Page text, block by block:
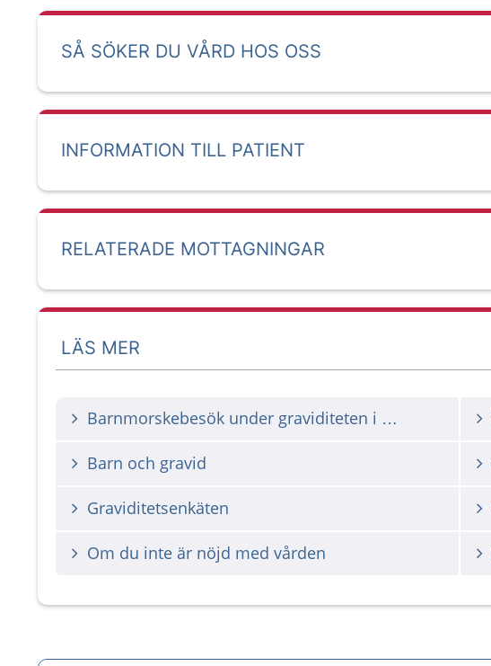
SÅ SÖKER DU VÅRD HOS OSS
INFORMATION TILL PATIENT
RELATERADE MOTTAGNINGAR
LÄS MER
Barnmorskebesök under graviditeten i Västra Götaland
Barn och gravid
Graviditetsenkäten
Om du inte är nöjd med vården